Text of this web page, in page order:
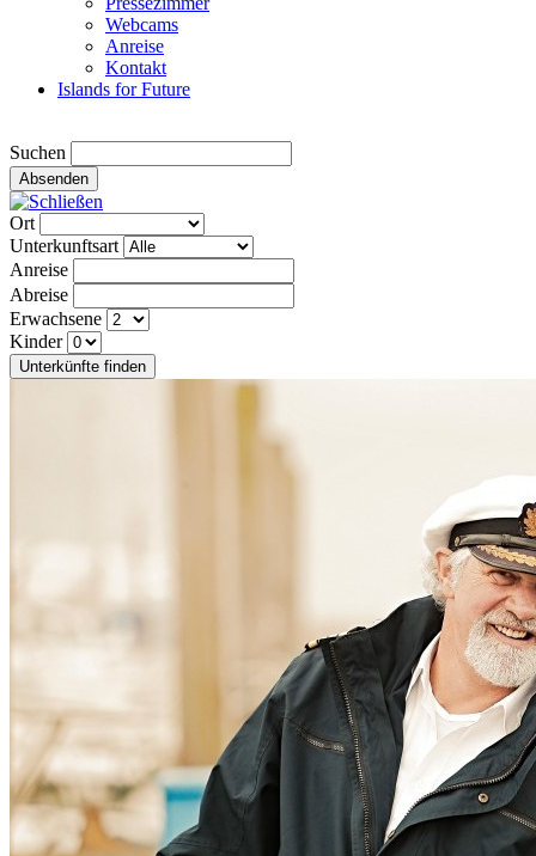
Webcams
Anreise
Kontakt
Islands for Future
Suchen
Absenden
Ort
Unterkunftsart
Anreise
Abreise
Erwachsene
Kinder
Unterkünfte finden